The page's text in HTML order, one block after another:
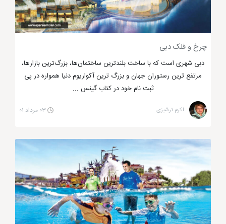
چرخ و فلک دبی
دبی شهری است که با ساخت بلندترین ساختمان‌ها، بزرگ‌ترین بازارها،
مرتفع ترین رستوران جهان و بزرگ ترین آکواریوم دنیا همواره در پی
ثبت نام خود در کتاب گینس ...
اکرم ترشیزی ۰۳ مرداد ۰۱